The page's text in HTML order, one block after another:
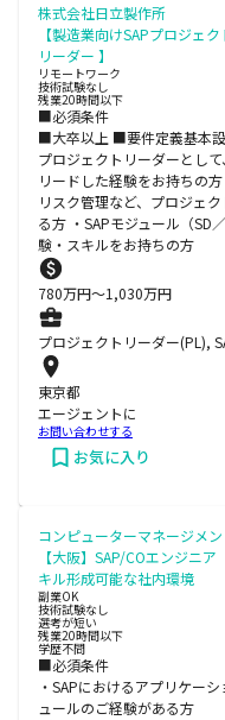
株式会社日立製作所
【製造業向けSAPプロジェ
リーダー 】
リモートワーク
技術試験なし
残業20時間以下
■必須条件
■大卒以上 ■要件定義基本
プロジェクトリーダーとし
リードした経験をお持ちの
リスク管理など、プロジェ
る方 ・SAPモジュール（SD
験・スキルをお持ちの方
780万円〜1,030万円
プロジェクトリーダー(PL),
東京都
エージェントに
お問い合わせする
お気に入り
コンピューターマネージメ
【大阪】SAP/COエンジニ
キル形成可能な社内環境
副業OK
技術試験なし
選考が短い
残業20時間以下
学歴不問
■必須条件
・SAPにおけるアプリケー
ュールのご経験がある方